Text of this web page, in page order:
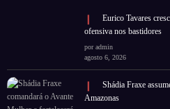
Eurico Tavares
ofensiva nos bastidores
por admin
agosto 6, 2026
Shádia Fraxe
Amazonas